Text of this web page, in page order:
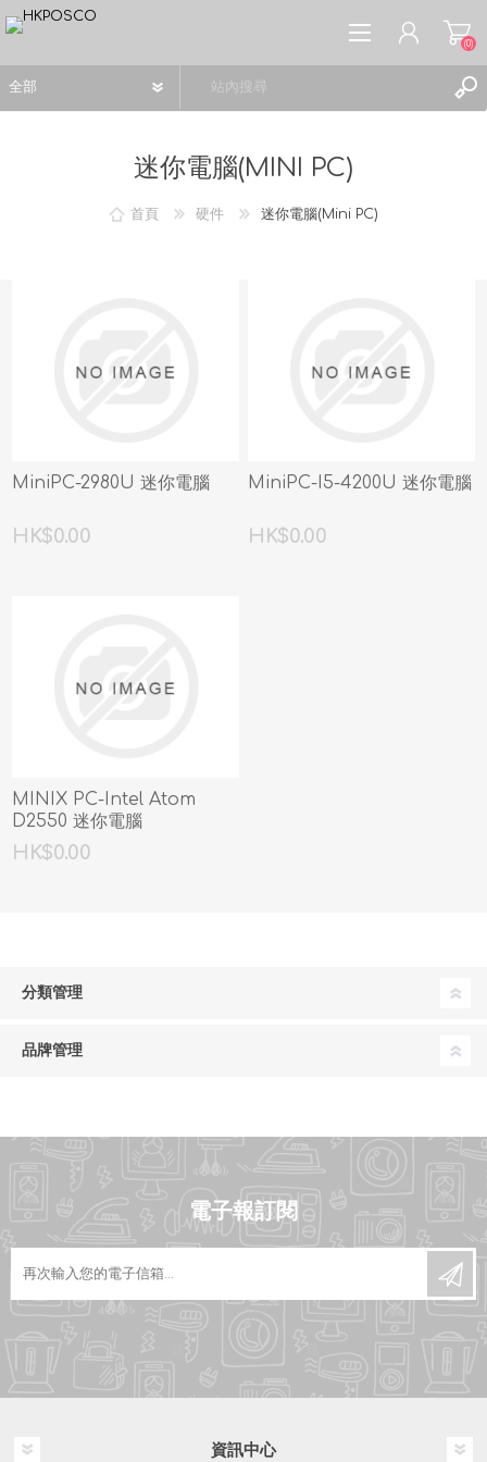
(0)
迷你電腦(MINI PC)
首頁 硬件 迷你電腦(Mini PC)
MiniPC-2980U 迷你電腦
HK$0.00
MiniPC-I5-4200U 迷你電腦
HK$0.00
MINIX PC-Intel Atom
D2550 迷你電腦
HK$0.00
分類管理
品牌管理
電子報訂閱
資訊中心